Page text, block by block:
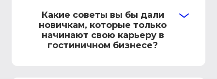
Какие советы вы бы дали
новичкам, которые только
начинают свою карьеру в
гостиничном бизнесе?